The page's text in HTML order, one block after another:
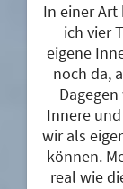
In einer
ich vier
eigene
noch da,
Innere
wir als
können.
real wie